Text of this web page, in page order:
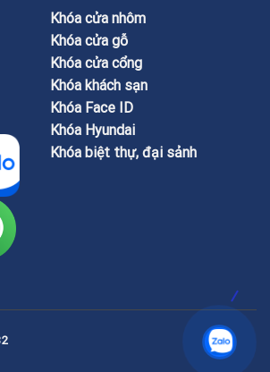
Khóa cửa nhôm
Khóa cửa gỗ
Khóa cửa cổng
Khóa khách sạn
Khóa Face ID
Khóa Hyundai
Khóa biệt thự, đại sảnh